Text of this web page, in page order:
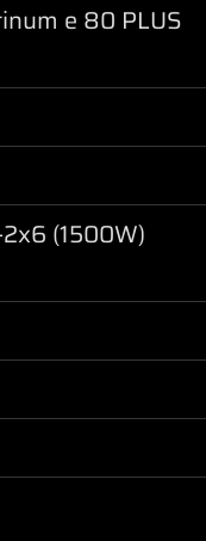
e 80 PLUS
(1500W)